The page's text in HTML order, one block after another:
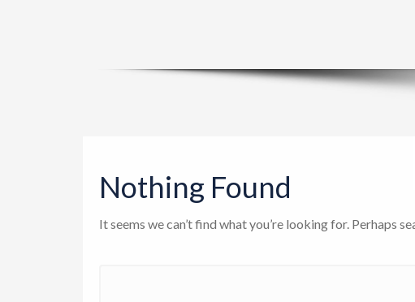
Nothing Found
It seems we can’t find what you’re looking for. Perhaps